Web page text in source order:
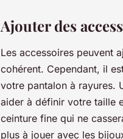
Ajouter des
Les accessoires peuvent
cohérent. Cependant, il
votre pantalon à rayures.
aider à définir votre taille
ceinture fine qui ne
plus à jouer avec les